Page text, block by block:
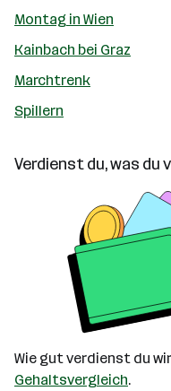
Montag in Wien
Kainbach bei Graz
Marchtrenk
Spillern
Verdienst du, was du
Wie gut verdienst du
Gehaltsvergleich.